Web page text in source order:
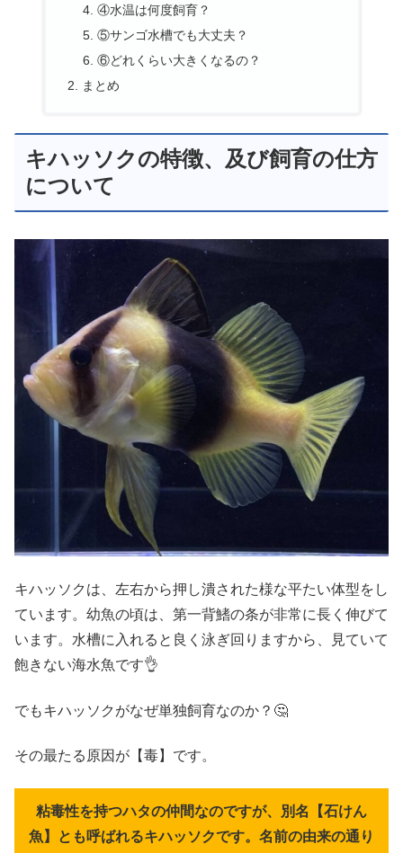
④水温は何度飼育？
⑤サンゴ水槽でも大丈夫？
⑥どれくらい大きくなるの？
まとめ
キハッソクの特徴、及び飼育の仕方
について
キハッソクは、左右から押し潰された様な平たい体型をし
ています。幼魚の頃は、第一背鰭の条が非常に長く伸びて
います。水槽に入れると良く泳ぎ回りますから、見ていて
飽きない海水魚です👌
でもキハッソクがなぜ単独飼育なのか？🤔
その最たる原因が【毒】です。
粘毒性を持つハタの仲間なのですが、別名【石けん
魚】とも呼ばれるキハッソクです。名前の由来の通り